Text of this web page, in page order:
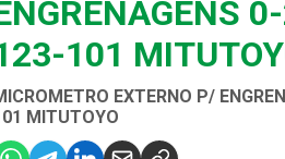
101
EXTERNO P/
MITUTOYO